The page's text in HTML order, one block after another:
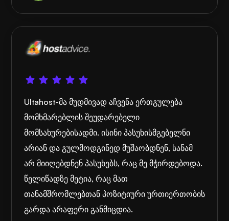
Ultahost-მა მუდმივად აჩვენა ერთგულება
მომხმარებლის შეუდარებელი
მომსახურებისადმი. ისინი პასუხისმგებელნი
არიან და გულმოდგინედ მუშაობდნენ, სანამ
არ მიიღებდნენ პასუხებს, რაც მე მჭირდებოდა.
წელიწადზე მეტია, რაც მათ
თანამშრომლებთან პოზიტიური ურთიერთობის
გარდა არაფერი განმიცდია.